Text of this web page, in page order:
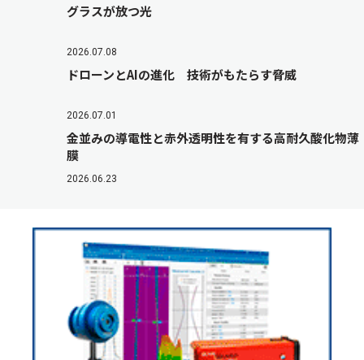
グラスが放つ光
2026.07.08
ドローンとAIの進化 技術がもたらす脅威
2026.07.01
金並みの導電性と赤外透明性を有する高耐久酸化物薄
膜
2026.06.23